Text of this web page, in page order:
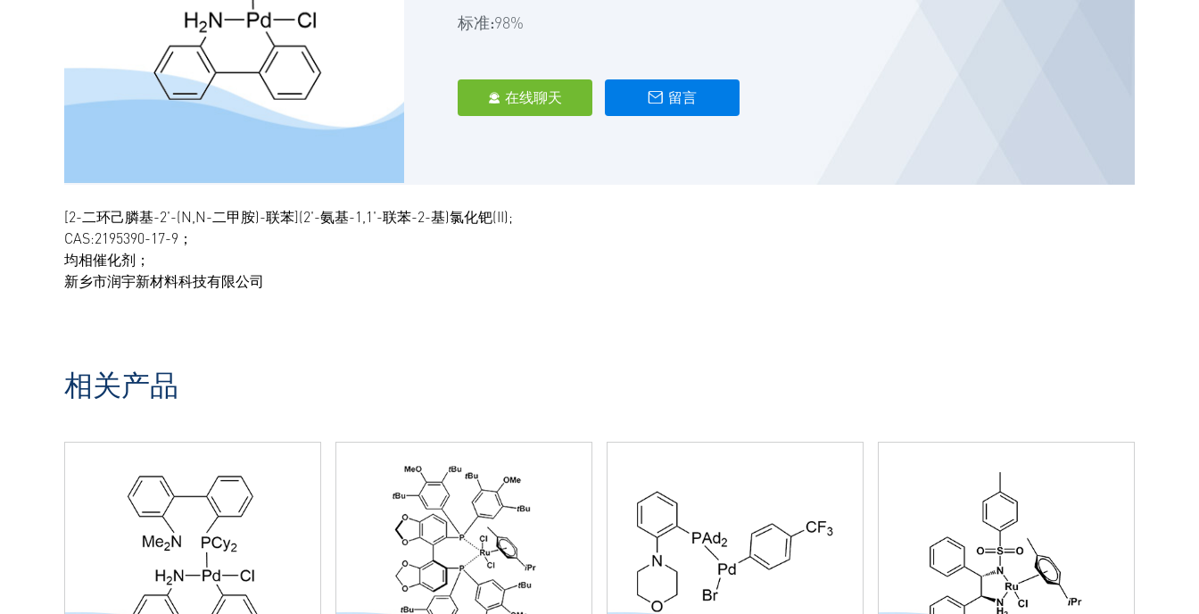
标准:98%
 在线聊天  留言
[2-二环己膦基-2'-(N,N-二甲胺)-联苯](2'-氨基-1,1'-联苯-2-基)氯化钯(II);
CAS:2195390-17-9；
均相催化剂；
新乡市润宇新材料科技有限公司
相关产品